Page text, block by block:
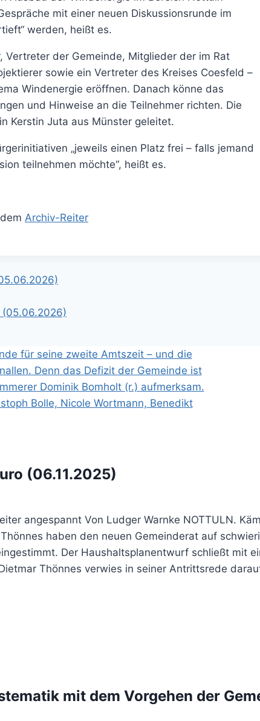
mit einer neuen Diskussionsrunde im
werden, heißt es.
Vertreter der Gemeinde, Mitglieder der im Rat
sowie ein Vertreter des Kreises Coesfeld –
Windenergie eröffnen. Danach könne das
und Hinweise an die Teilnehmer richten. Die
Kerstin Juta aus Münster geleitet.
„jeweils einen Platz frei – falls jemand
teilnehmen möchte“, heißt es.
Archiv-Reiter
(05.06.2026)
(06.11.2025)
angespannt Von Ludger Warnke NOTTULN.
haben den neuen Gemeinderat auf
Der Haushaltsplanentwurf schließt mit
Thönnes verwies in seiner Antrittsrede
mit dem Vorgehen der